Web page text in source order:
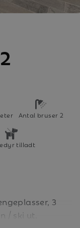
Antal bruser 2
tilladt
3
/ ski ut.